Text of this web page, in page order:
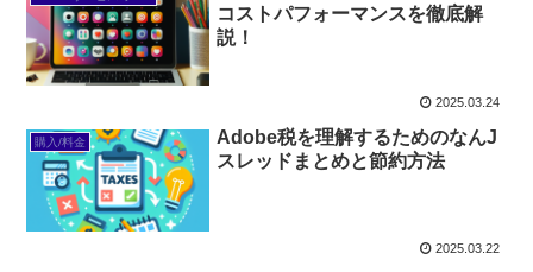
コストパフォーマンスを徹底解
説！
2025.03.24
購入/料金
Adobe税を理解するためのなんJ
スレッドまとめと節約方法
2025.03.22